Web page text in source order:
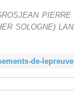
SOLOGNE)